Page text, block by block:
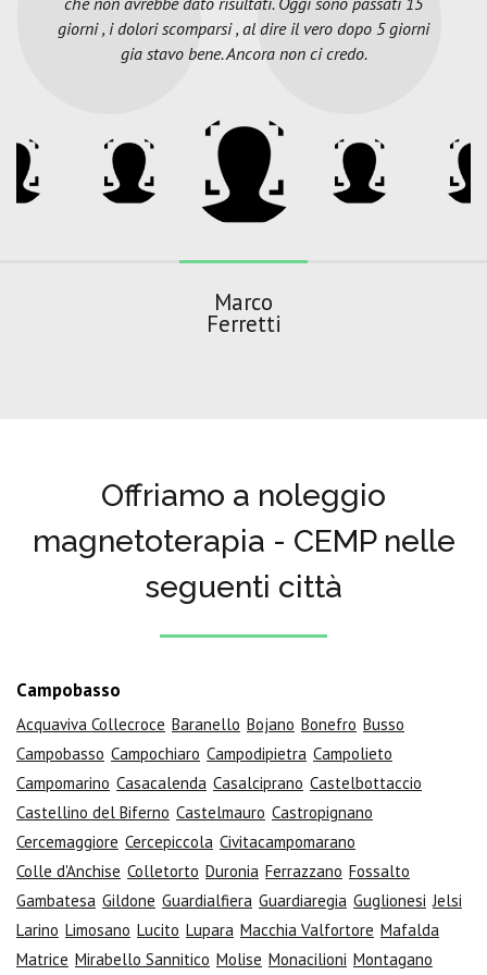
giorni , i dolori scomparsi , al dire il vero dopo 5 giorni
gia stavo bene. Ancora non ci credo.
Marco
Ferretti
Offriamo a noleggio
magnetoterapia - CEMP nelle
seguenti città
Campobasso
Acquaviva Collecroce Baranello Bojano Bonefro Busso
Campobasso Campochiaro Campodipietra Campolieto
Campomarino Casacalenda Casalciprano Castelbottaccio
Castellino del Biferno Castelmauro Castropignano
Cercemaggiore Cercepiccola Civitacampomarano
Colle d'Anchise Colletorto Duronia Ferrazzano Fossalto
Gambatesa Gildone Guardialfiera Guardiaregia Guglionesi Jelsi
Larino Limosano Lucito Lupara Macchia Valfortore Mafalda
Matrice Mirabello Sannitico Molise Monacilioni Montagano